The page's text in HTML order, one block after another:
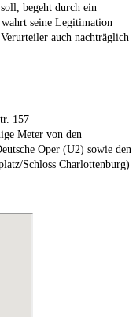
begeht durch ein
seine Legitimation
auch nachträglich
157
Meter von den
Oper (U2) sowie den
Schloss Charlottenburg)